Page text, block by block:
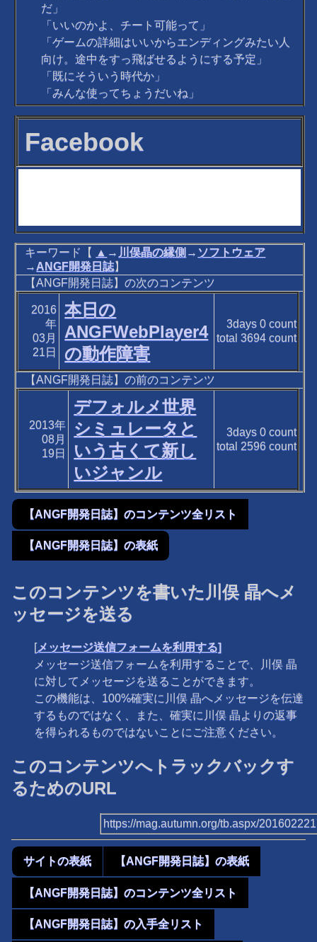
だ」
「いいのかよ、チート可能って」
「ゲームの詳細はいいからエンディングみたい人
向け。途中をすっ飛ばせるようにする予定」
「既にそういう時代か」
「みんな使ってちょうだいね」
Facebook
キーワード【 ▲ → 川俣晶の縁側 → ソフトウェア
→ ANGF開発日誌】
【ANGF開発日誌】の次のコンテンツ
2016
年
03月
21日
本日の
ANGFWebPlayer4
の動作障害
3days 0count
total 3694count
【ANGF開発日誌】の前のコンテンツ
2013年
08月
19日
デフォルメ世界
シミュレータと
いう古くて新し
いジャンル
3days 0count
total 2596count
【ANGF開発日誌】のコンテンツ全リスト
【ANGF開発日誌】の表紙
このコンテンツを書いた川俣 晶へメ
ッセージを送る
[メッセージ送信フォームを利用する]
メッセージ送信フォームを利用することで、川俣 晶
に対してメッセージを送ることができます。
この機能は、100%確実に川俣 晶へメッセージを伝達
するものではなく、また、確実に川俣 晶よりの返事
を得られるものではないことにご注意ください。
このコンテンツへトラックバックす
るためのURL
https://mag.autumn.org/tb.aspx/
サイトの表紙 【ANGF開発日誌】の表紙
【ANGF開発日誌】のコンテンツ全リスト
【ANGF開発日誌】の入手全リスト